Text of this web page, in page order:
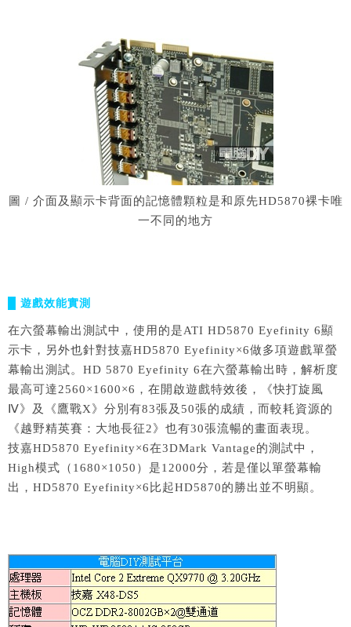
圖 / 介面及顯示卡背面的記憶體顆粒是和原先HD5870裸卡唯
一不同的地方
█ 遊戲效能實測
在六螢幕輸出測試中，使用的是ATI HD5870 Eyefinity 6顯
示卡，另外也針對技嘉HD5870 Eyefinity×6做多項遊戲單螢
幕輸出測試。HD 5870 Eyefinity 6在六螢幕輸出時，解析度
最高可達2560×1600×6，在開啟遊戲特效後，《快打旋風
Ⅳ》及《鷹戰X》分別有83張及50張的成績，而較耗資源的
《越野精英賽：大地長征2》也有30張流暢的畫面表現。
技嘉HD5870 Eyefinity×6在3DMark Vantage的測試中，
High模式（1680×1050）是12000分，若是僅以單螢幕輸
出，HD5870 Eyefinity×6比起HD5870的勝出並不明顯。